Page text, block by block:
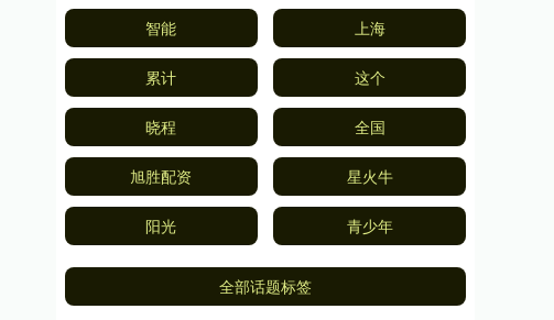
智能 上海
累计 这个
晓程 全国
旭胜配资 星火牛
阳光 青少年
全部话题标签